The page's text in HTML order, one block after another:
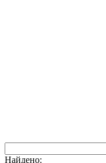
Найдено: